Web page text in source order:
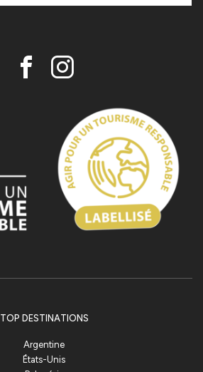
TOP DESTINATIONS
Argentine
États-Unis